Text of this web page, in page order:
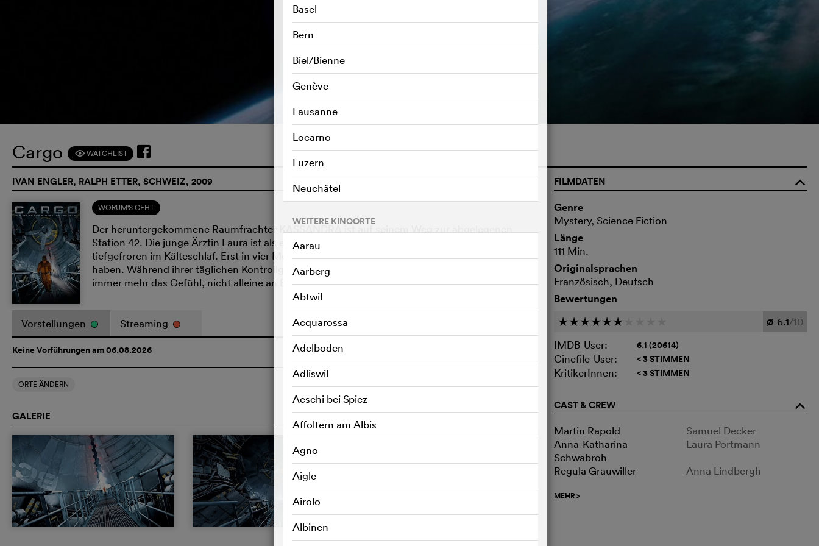
eTRAILER ABSPIELEN
Cargo F WATCHLIST
IVAN ENGLER, RALPH ETTER, SCHWEIZ, 2009
WORUM'S GEHT
Der heruntergekommene Raumfrachter KASSANDRA ist auf seinem Weg zur abgelegenen
Station 42. Die junge Ärztin Laura ist als einzige wach an Bord. Der Rest der Besatzung:
tiefgefroren im Kälteschlaf. Erst in vier Monaten wird Laura ihre lange Schicht überstanden
haben. Während ihrer täglichen Kontrollgänge durch das gespenstisch leere Schiff hat Laura
immer mehr das Gefühl, nicht alleine an Bord zu sein.
Vorstellungen Streaming
Keine Vorführungen am 06.08.2026
ORTE ÄNDERN
Basel
Bern
Biel/Bienne
Genève
Lausanne
Locarno
Luzern
Neuchâtel
WEITERE KINOORTE
Aarau
Aarberg
Abtwil
Acquarossa
Adelboden
Adliswil
Aeschi bei Spiez
Affoltern am Albis
Agno
Aigle
Airolo
Albinen
GALERIE o
FILMDATEN
o
Genre
Mystery, Science Fiction
Länge
111 Min.
Originalsprachen
Französisch, Deutsch
Bewertungen
c c c c c c Ø 6.1/10
IMDB-User:
6.1 (20614)
Cinefile-User: < 3 STIMMEN
KritikerInnen: < 3 STIMMEN
CAST & CREW o
Martin Rapold
Samuel Decker
Anna-Katharina
Schwabroh
Laura Portmann
Regula Grauwiller Anna Lindbergh
MEHR>